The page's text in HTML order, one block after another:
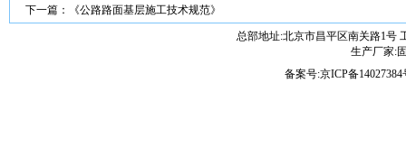
下一篇：
《公路路面基层施工技术规范》
总部地址:北京市昌平区南关路1号
生产厂家:
备案号:京ICP备